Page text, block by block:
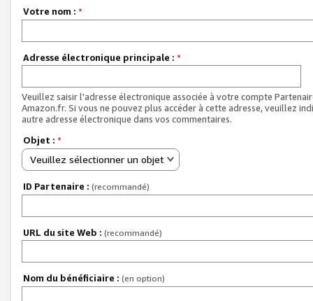
Votre nom : *
Adresse électronique principale : *
Veuillez saisir l'adresse électronique associée à votre compte
Amazon.fr. Si vous ne pouvez plus accéder à cette adresse, veuillez
autre adresse électronique dans vos commentaires.
Objet : *
Veuillez sélectionner un objet
ID Partenaire : (recommandé)
URL du site Web : (recommandé)
Nom du bénéficiaire : (en option)